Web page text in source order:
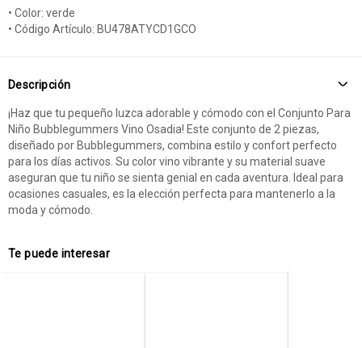
• Color: verde
• Código Artículo: BU478ATYCD1GCO
Descripción
¡Haz que tu pequeño luzca adorable y cómodo con el Conjunto Para
Niño Bubblegummers Vino Osadia! Este conjunto de 2 piezas,
diseñado por Bubblegummers, combina estilo y confort perfecto
para los días activos. Su color vino vibrante y su material suave
aseguran que tu niño se sienta genial en cada aventura. Ideal para
ocasiones casuales, es la elección perfecta para mantenerlo a la
moda y cómodo.
Te puede interesar